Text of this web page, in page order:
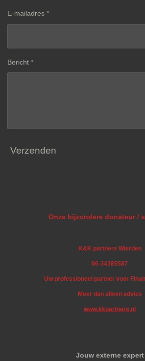
E-mailadres *
Bericht *
Verzenden
Onze bijzondere donateur /
K&K partners Wierden
06-34385587
Uw professioneel partner voor
Meer dan alleen advies
www.kkpartners.nl
Jouw externe expert